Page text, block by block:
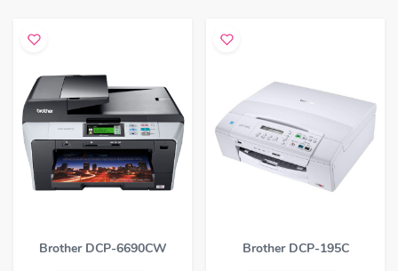
Brother DCP-6690CW Brother DCP-195C